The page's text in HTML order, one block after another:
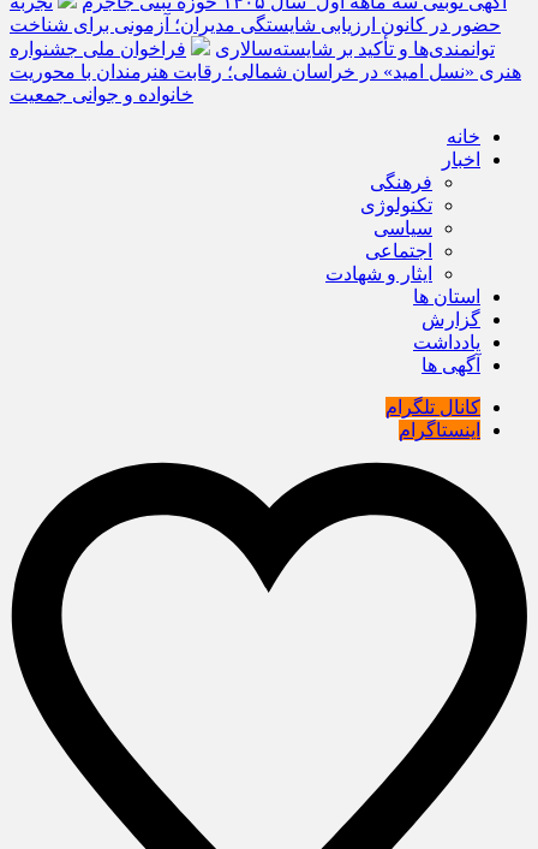
حضور در کانون ارزیابی شایستگی مدیران؛ آزمونی برای شناخت
توانمندی‌ها و تأکید بر شایسته‌سالاری
فراخوان ملی جشنواره
هنری «نسل امید» در خراسان شمالی؛ رقابت هنرمندان با محوریت
خانواده و جوانی جمعیت
خانه
اخبار
فرهنگی
تکنولوژی
سیاسی
اجتماعی
ایثار و شهادت
استان ها
گزارش
یادداشت
آگهی ها
کانال تلگرام
اینستاگرام